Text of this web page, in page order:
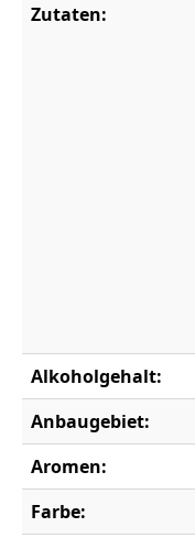
Zutaten:
Alkoholgehalt:
Anbaugebiet:
Aromen:
Farbe: